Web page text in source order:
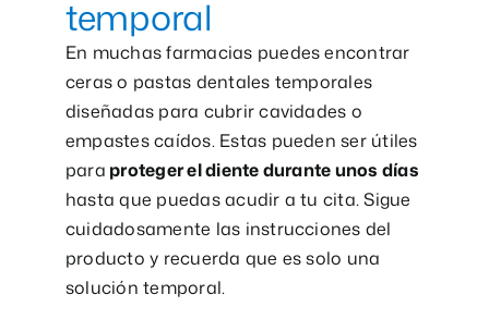
temporal
En muchas farmacias puedes encontrar
ceras o pastas dentales temporales
diseñadas para cubrir cavidades o
empastes caídos. Estas pueden ser útiles
para proteger el diente durante unos días
hasta que puedas acudir a tu cita. Sigue
cuidadosamente las instrucciones del
producto y recuerda que es solo una
solución temporal.